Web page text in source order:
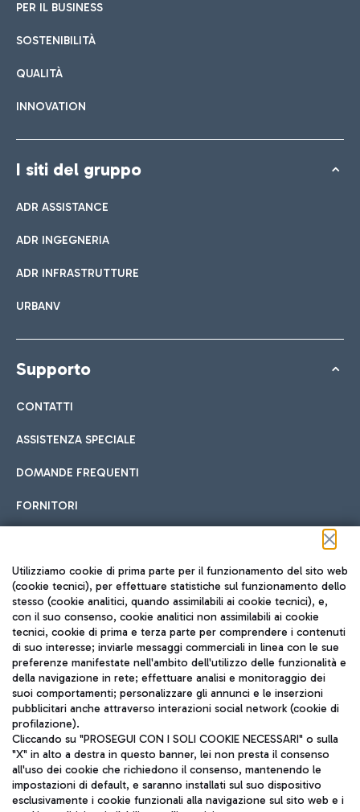
PER IL BUSINESS
SOSTENIBILITÀ
QUALITÀ
INNOVATION
I siti del gruppo
ADR ASSISTANCE
ADR INGEGNERIA
ADR INFRASTRUTTURE
URBANV
Supporto
CONTATTI
ASSISTENZA SPECIALE
DOMANDE FREQUENTI
FORNITORI
Seguici sui social
TRAVEL JOURNAL
ITA
Utilizziamo cookie di prima parte per il funzionamento del sito web
(cookie tecnici), per effettuare statistiche sul funzionamento dello
stesso (cookie analitici, quando assimilabili ai cookie tecnici), e,
con il suo consenso, cookie analitici non assimilabili ai cookie
tecnici, cookie di prima e terza parte per comprendere i contenuti
di suo interesse; inviarle messaggi commerciali in linea con le sue
preferenze manifestate nell'ambito dell'utilizzo delle funzionalità e
della navigazione in rete; effettuare analisi e monitoraggio dei
suoi comportamenti; personalizzare gli annunci e le inserzioni
pubblicitari anche attraverso interazioni social network (cookie di
profilazione).
Cliccando su "PROSEGUI CON I SOLI COOKIE NECESSARI" o sulla
"X" in alto a destra in questo banner, lei non presta il consenso
all'uso dei cookie che richiedono il consenso, mantenendo le
impostazioni di default, e saranno installati sul suo dispositivo
esclusivamente i cookie funzionali alla navigazione sul sito web e i